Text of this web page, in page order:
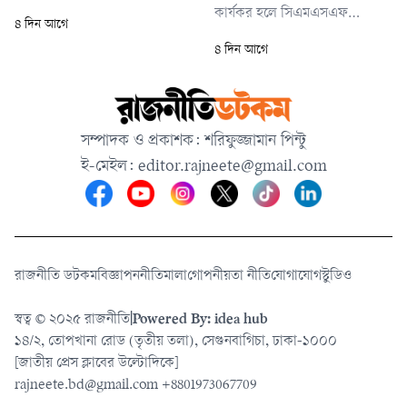
আগামীকাল (সোমবার) থেকেই
কাঁচামরিচের দাম সহনীয় পর্যায়ে
৪ দিন আগে
কার্যকর হলে সিএমএসএফ
আধুনিক নগদ লভ্যাংশ বিতরণ
পাবে। এর মাধ্যমে তালিকাভুক্ত
কোম্পানিগুলোর নগদ লভ্যাংশ
বিতরণ প্রক্রিয়া আরও ডিজিটাল,
স্বচ্ছ ও কেন্দ্রীভূত হওয়ার সম্ভাবনা
তৈরি হবে।
৪ দিন আগে
সম্পাদক ও প্রকাশক: শরিফুজ্জামান পিন্টু
ই-মেইল: editor.rajneete@gmail.com
রাজনীতি ডটকমবিজ্ঞাপননীতিমালাগোপনীয়তা নীতিযোগাযোগস্টুডিও
স্বত্ব © ২০২৫ রাজনীতিPowered By: idea hub
১৪/২, তোপখানা রোড (তৃতীয় তলা), সেগুনবাগিচা, ঢাকা-১০০০
[জাতীয় প্রেস ক্লাবের উল্টোদিকে]
rajneete.bd@gmail.com +8801973067709